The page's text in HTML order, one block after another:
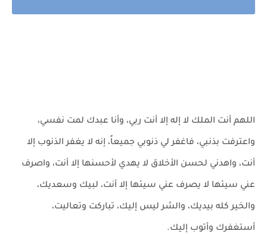
اللهم أنت الملك لا إله إلا أنت ربي، وأنا عبدك لمت نفسي،
واعترفت بذنبي، فاغفر لي ذنوبي جميعاً، إنه لا يغفر الذنوب إلا
أنت، واهدني لحسن الأخلاق لا يهدي لأحسنها إلا أنت، واصرف
عني سيئها لا يصرف عني سيئها إلا أنت، لبيك وسعديك،
والخير كله بيديك، والشر ليس إليك، تباركت وتعاليت،
أستغفرك وأتوب إليك.